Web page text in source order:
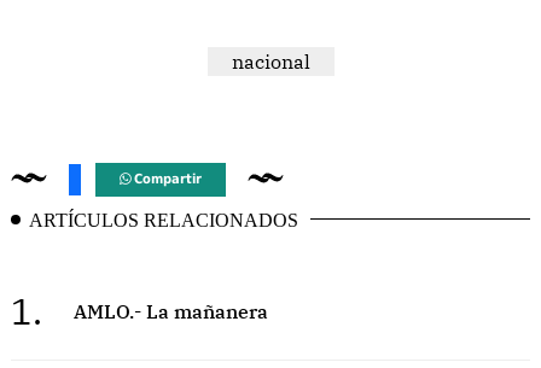
nacional
Compartir
ARTÍCULOS RELACIONADOS
1. AMLO.- La mañanera